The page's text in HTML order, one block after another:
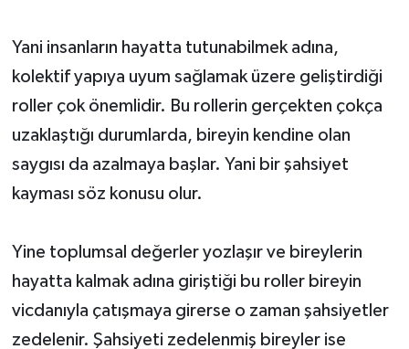
Yani insanların hayatta tutunabilmek adına,
kolektif yapıya uyum sağlamak üzere geliştirdiği
roller çok önemlidir. Bu rollerin gerçekten çokça
uzaklaştığı durumlarda, bireyin kendine olan
saygısı da azalmaya başlar. Yani bir şahsiyet
kayması söz konusu olur.
Yine toplumsal değerler yozlaşır ve bireylerin
hayatta kalmak adına giriştiği bu roller bireyin
vicdanıyla çatışmaya girerse o zaman şahsiyetler
zedelenir. Şahsiyeti zedelenmiş bireyler ise